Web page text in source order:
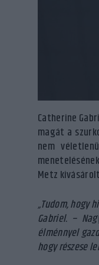
Catherine
magát a
nem
Metz
„Tudom, hogy
Gabriel. –
élménnyel
hogy részese